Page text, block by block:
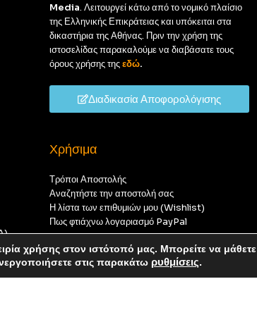
δεν θα ολοκληρωθεί.
Media. Λειτουργεί κάτω από το νομικό πλαίσιο
της Ελληνικής Επικράτειας και υπόκειται στα
δικαστήρια της Αθήνας. Πριν την χρήση της
ιστοσελίδας παρακαλούμε να διαβάσατε τους
όρους χρήσης τηςεδώ.
Διαδικασία Αποφορολόγισης
Χρήσιμα
Τρόποι Αποστολής
Αναζητήστε την αποστολή σας
Η λίστα των επιθυμιών μου (Wishlist)
Πως φτιάχνω λογαριασμό PayPal
χρήσης στον ιστότοπό μας. Μπορείτε να μάθετε
στις παρακάτω ρυθμίσεις.